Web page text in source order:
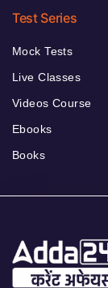
Test Series
Mock Tests
Live Classes
Videos Course
Ebooks
Books